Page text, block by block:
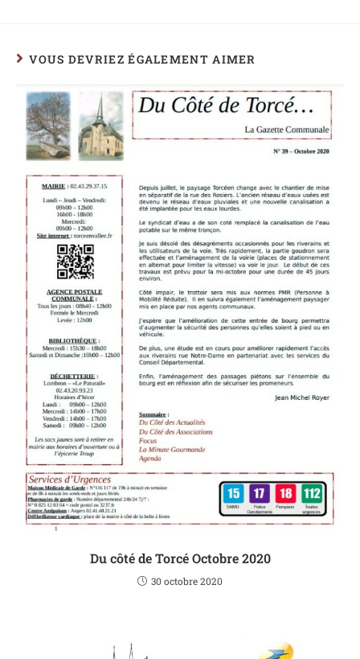
VOUS DEVRIEZ ÉGALEMENT AIMER
Du côté de Torcé Octobre 2020
30 octobre 2020